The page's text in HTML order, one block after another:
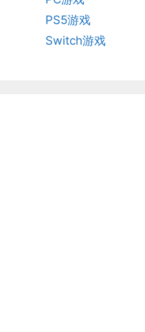
PS5游戏
Switch游戏